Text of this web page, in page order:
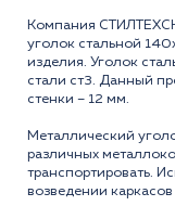
Компания
уголок стальной
изделия. Уголок
стали ст3. Данный
стенки – 12 мм.
Металлический
различных
транспортировать.
возведении